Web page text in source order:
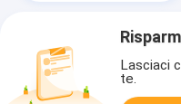
Lasciaci
te.